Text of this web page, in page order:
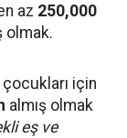
az 250,000
olmak.
için
almış olmak
eş ve